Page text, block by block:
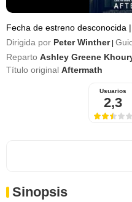
Fecha de estreno desconocida |
Dirigida por Peter Winther
Reparto Ashley Greene
Título original Aftermath
Usuarios
2,3
Sinopsis